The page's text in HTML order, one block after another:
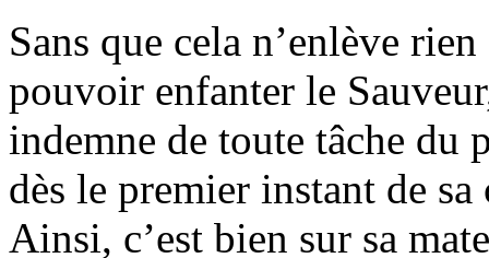
Sans que cela n’enlève
pouvoir enfanter le
indemne de toute tâche du
dès le premier instant de
Ainsi, c’est bien sur sa